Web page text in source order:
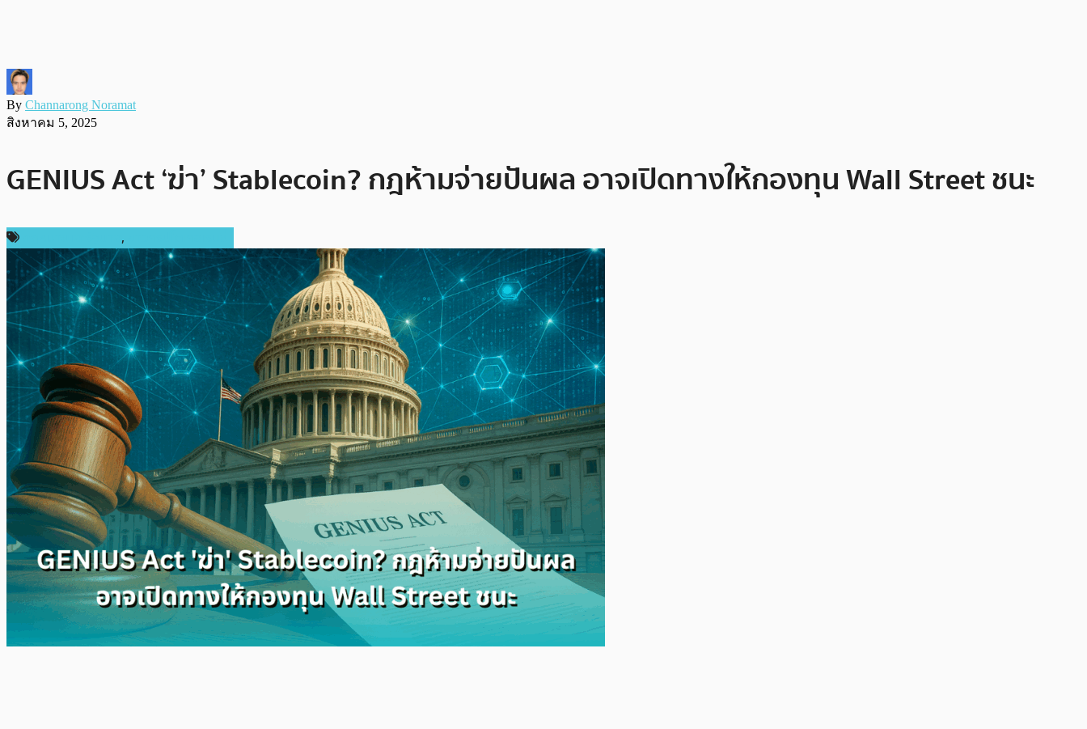
By Channarong Noramat
สิงหาคม 5, 2025
GENIUS Act ‘ฆ่า’ Stablecoin? กฎห้ามจ่ายปันผล อาจเปิดทางให้กองทุน Wall Street ชนะ
,